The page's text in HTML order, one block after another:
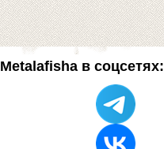
Metalafisha в соцсетях: